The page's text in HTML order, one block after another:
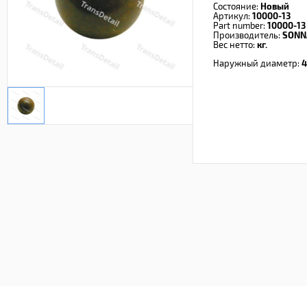
Состояние: Новый
Артикул: 10000-13
Part number: 10000-13
Производитель:
Вес нетто: кг.
Наружный диаметр: